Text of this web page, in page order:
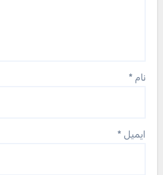
نام *
ایمیل *